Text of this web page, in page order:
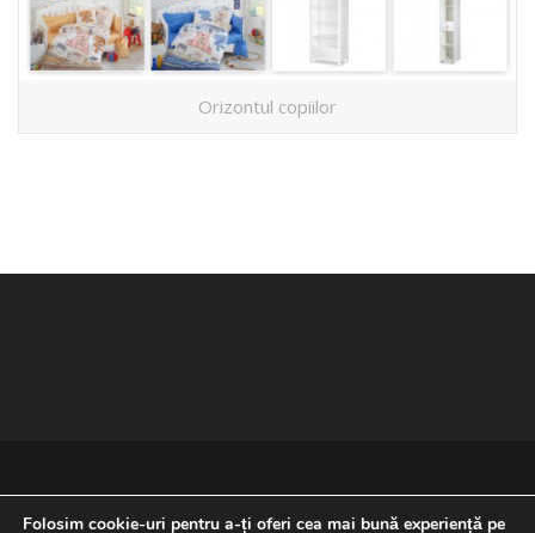
Orizontul copiilor
Folosim cookie-uri pentru a-ți oferi cea mai bună experiență pe